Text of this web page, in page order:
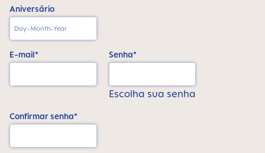
Aniversário
E-mail* Senha*
Escolha sua senha
Confirmar senha*